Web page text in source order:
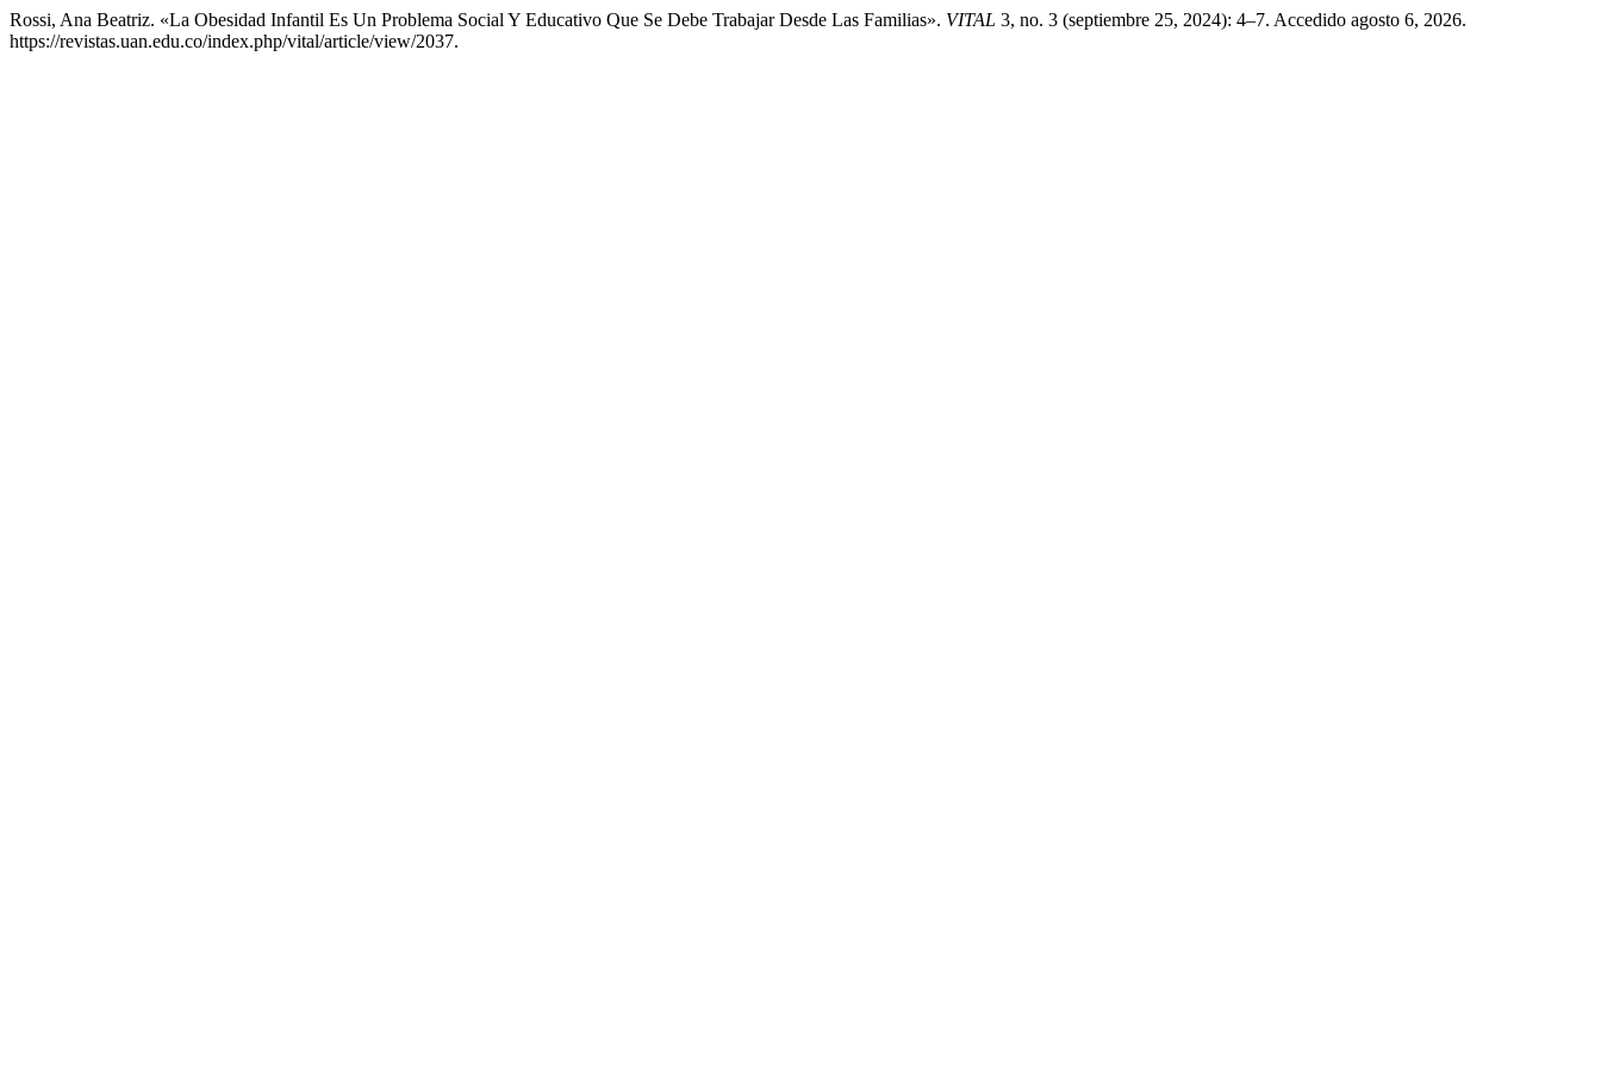
Rossi, Ana Beatriz. «La Obesidad Infantil Es Un Problema Social Y Educativo Que Se Debe Trabajar Desde Las Familias». VITAL 3, no. 3 (septiembre 25, 2024): 4–7. Accedido agosto 6, 2026.
https://revistas.uan.edu.co/index.php/vital/article/view/2037.